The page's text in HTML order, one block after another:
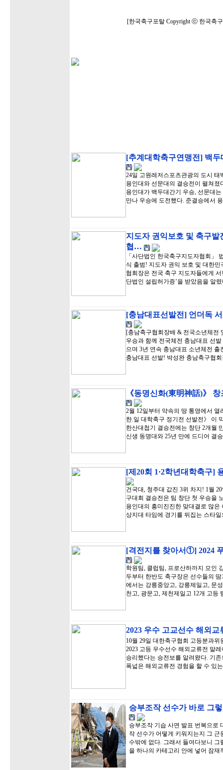
[한국축구포탈 Copyright ⓒ 한국축
[추계대학축구연맹전] 백
24일 고원레저스포츠관광의 도시
용인대와 선문대의 결승전이 펼쳐졌
용인대가 백두대간기 우승, 선문대
만나 우승에 도전했다. 준결승에서
지도자 권익보호 및 축구
협…
「사단법인 한국축구지도자협회」
식 출범! 지도자 권익 보호 및 대한
협회장은 전국 축구 지도자들에게
단법인 설립허가증’을 받았음을 알
[충남대표선발전] 언더독
[충남축구협회장배 & 전국소년체전
우승과 함께 전국체전 충남대표 선
으며 3년 연속 충남대표 소년체전
충남대표 선발! 박성완 충남축구협
《동명신화(東明神話)》
2월 12일부터 약속의 땅 통영에서
한.일 대학축구 정기전 선발전》 이
한산대첩기 결승전에는 창단 2개월
신생 동명대와 25년 만에 드디어 결
[제20회 1·2학년대학축구]
건국대, 청주대 값진 3위 차지! 1월
구대회 결승전은 팀 창단 첫 우승을
용인대의 흥미진진한 맞대결로 많
상지대 타임에 경기를 뒤집는 스타
[격전지를 찾아서①] 2024
학원팀, 클럽팀, 프로산하까지 모인
두부터 한반도 축구장은 선수들의
에서는 강릉중앙고, 강릉제일고, 문
천고, 광문고, 제천제일고 12개 고등
2023 우수 고교선수 해외
10월 29일 대한축구협회 고등분과
2023 고등 우수선수 해외교류전 말
승리했다는 승전보를 알려왔다. 기
폭넓은 해외교류전 경험을 할 수 있
승부조작 선수가 바로 그
승부조작 기습 사면 발표 번복으로
작 선수가 어떻게 키워지는지 그
수밖에 없다. 그래서 들여다보니
을 하나의 카테고리 안에 넣어 잠